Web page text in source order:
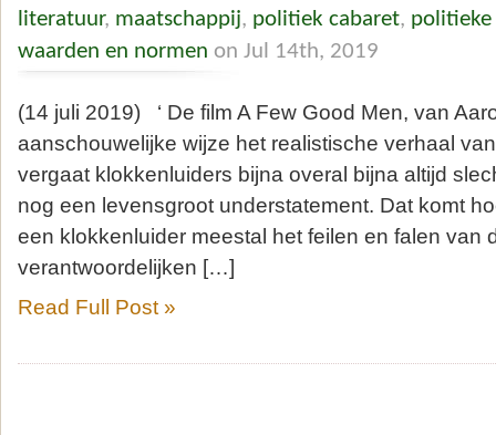
literatuur, maatschappij, politiek cabaret, politieke
waarden en normen on Jul 14th, 2019
(14 juli 2019) ‘ De film A Few Good Men, van
aanschouwelijke wijze het realistische verhaal
vergaat klokkenluiders bijna overal bijna altijd
nog een levensgroot understatement. Dat komt
een klokkenluider meestal het feilen en falen van
verantwoordelijken […]
Read Full Post »